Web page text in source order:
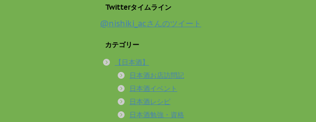
Twitterタイムライン
@nishiki_acさんのツイート
カテゴリー
【日本酒】
日本酒お店訪問記
日本酒イベント
日本酒レシピ
日本酒勉強・資格